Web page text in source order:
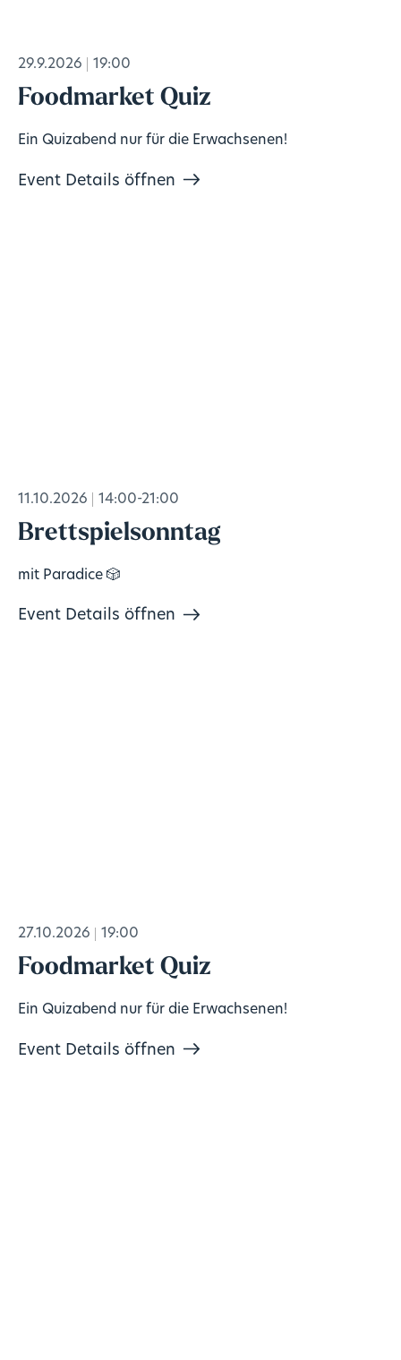
29.9.2026 19:00
Foodmarket Quiz
Ein Quizabend nur für die Erwachsenen!
Event Details öffnen
11.10.2026 14:00-21:00
Brettspielsonntag
mit Paradice 🎲
Event Details öffnen
27.10.2026 19:00
Foodmarket Quiz
Ein Quizabend nur für die Erwachsenen!
Event Details öffnen